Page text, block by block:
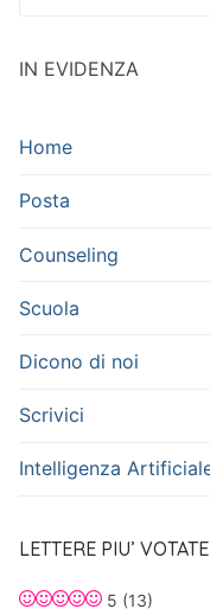
IN EVIDENZA
Home
Posta
Counseling
Scuola
Dicono di noi
Scrivici
Intelligenza
LETTERE PIU’ VOTATE
5 (13)